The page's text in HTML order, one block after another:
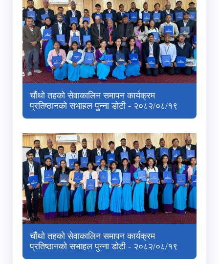
चौंथो तहको सेवाकालिन समापन कार्यक्रम
प्रतिष्‍ठानको सभाहल पुन्‍ना डोटी - २०८२/०८/१९
चौंथो तहको सेवाकालिन समापन कार्यक्रम
प्रतिष्‍ठानको सभाहल पुन्‍ना डोटी - २०८२/०८/१९